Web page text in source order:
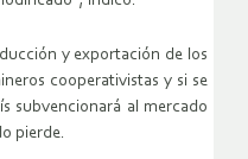
y exportación de los
cooperativistas y si se
subvencionará al mercado
pierde.